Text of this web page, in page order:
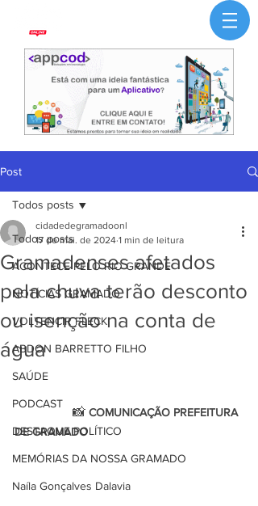
Post
Todos posts
ACONTECE PELO RIO GRANDE
NOTÍCIAS GRAMADO
VOLTENCIR FLECK
ABDON BARRETTO FILHO
SAÚDE
PODCAST
DESTAQUE POLÍTICO
MEMÓRIAS DA NOSSA GRAMADO
Naíla Gonçalves Dalavia
Todos posts
Gramadenses afetados
pela chuva terão desconto
ou isenção na conta de
água
cidadedegramadoonl
17 de mai. de 2024 1 min de leitura
                  📸
COMUNICAÇÃO PREFEITURA
DE GRAMADO